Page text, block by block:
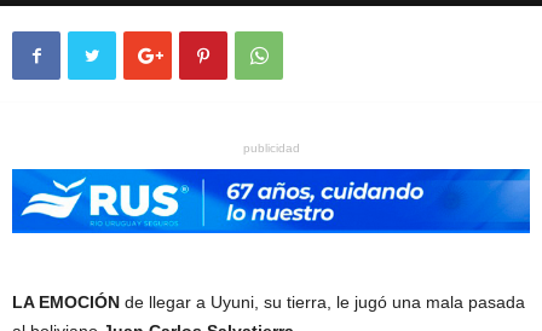
publicidad
LA EMOCIÓN de llegar a Uyuni, su tierra, le jugó una mala pasada